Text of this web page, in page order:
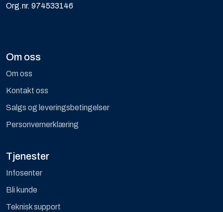
Org.nr. 974533146
Om oss
Om oss
Kontakt oss
Salgs og leveringsbetingelser
Personvernerklæring
Tjenester
Infosenter
Bli kunde
Teknisk support